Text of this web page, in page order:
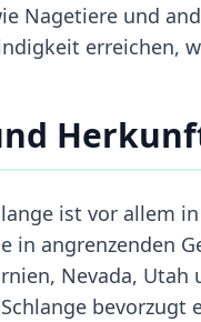
Nagetiere und
erreichen,
ist vor allem
in angrenzenden
Nevada, Utah
bevorzugt